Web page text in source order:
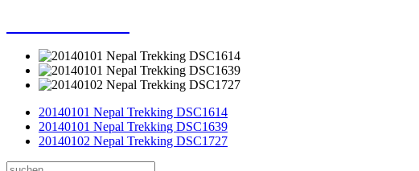
20140101 Nepal Trekking DSC1614
20140101 Nepal Trekking DSC1639
20140102 Nepal Trekking DSC1727